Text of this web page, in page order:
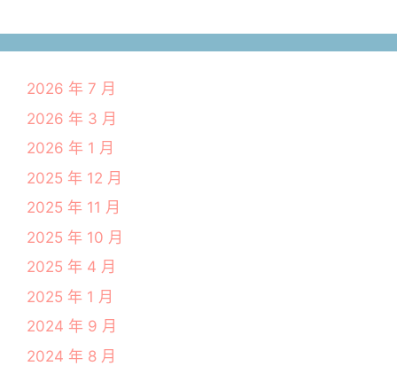
2026 年 7 月
2026 年 3 月
2026 年 1 月
2025 年 12 月
2025 年 11 月
2025 年 10 月
2025 年 4 月
2025 年 1 月
2024 年 9 月
2024 年 8 月